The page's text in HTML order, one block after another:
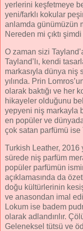
yerlerini keşfetmeye
yeni/farklı kokular
anlamda günümüzün
Nereden mi çıktı
O zaman sizi
Tayland’lı, kendi
markasıyla dünya niş
yılında. Prin
olarak baktığı ve her
hikayeler olduğunu
yepyeni niş markayla
en popüler ve
çok satan parfümü ise
Turkish Leather, 2016
sürede niş parfüm
popüler parfümün
açıklamasında da
doğu kültürlerinin
ve anasondan imal
Lokum ise badem
olarak adlandırılır.
Geleneksel tütsü ve